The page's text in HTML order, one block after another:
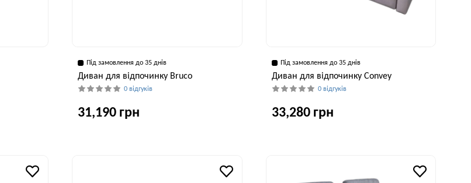
150 см
Під замовлення до 35 днів
Диван для відпочинку Bruco
0 відгуків
31,190 грн
200 см
Під замовлення до 35 днів
Диван для відпочинку Convey
0 відгуків
33,280 грн
226 см